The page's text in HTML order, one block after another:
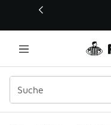
Dieser Link öffnet sich in